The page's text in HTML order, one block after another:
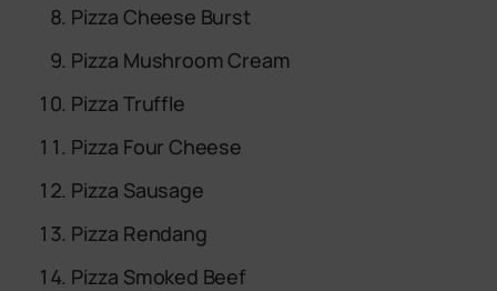
Pizza Cheese Burst
Pizza Mushroom Cream
Pizza Truffle
Pizza Four Cheese
Pizza Sausage
Pizza Rendang
Pizza Smoked Beef